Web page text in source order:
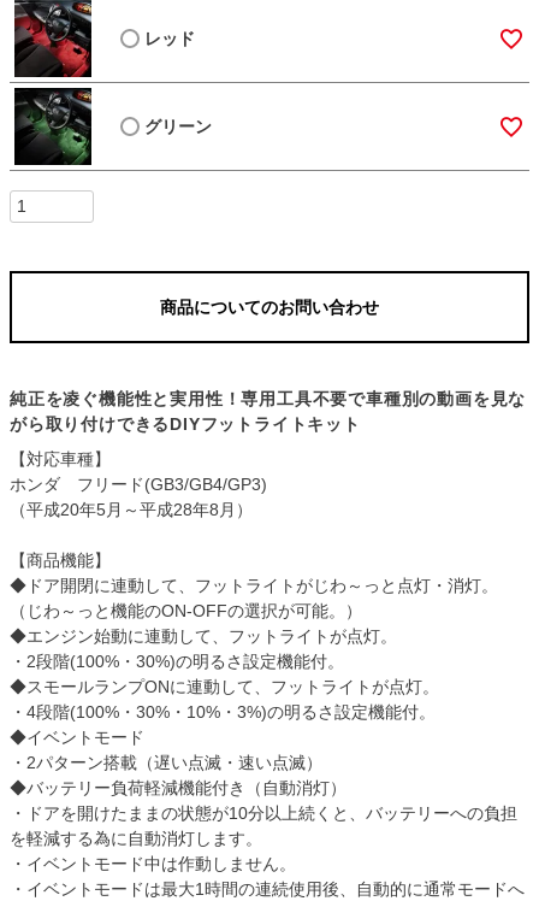
レッド
グリーン
商品についてのお問い合わせ
純正を凌ぐ機能性と実用性！専用工具不要で車種別の動画を見な
がら取り付けできるDIYフットライトキット
【対応車種】
ホンダ フリード(GB3/GB4/GP3)
（平成20年5月～平成28年8月）
【商品機能】
◆ドア開閉に連動して、フットライトがじわ～っと点灯・消灯。
（じわ～っと機能のON-OFFの選択が可能。）
◆エンジン始動に連動して、フットライトが点灯。
・2段階(100%・30%)の明るさ設定機能付。
◆スモールランプONに連動して、フットライトが点灯。
・4段階(100%・30%・10%・3%)の明るさ設定機能付。
◆イベントモード
・2パターン搭載（遅い点滅・速い点滅）
◆バッテリー負荷軽減機能付き（自動消灯）
・ドアを開けたままの状態が10分以上続くと、バッテリーへの負担
を軽減する為に自動消灯します。
・イベントモード中は作動しません。
・イベントモードは最大1時間の連続使用後、自動的に通常モードへ